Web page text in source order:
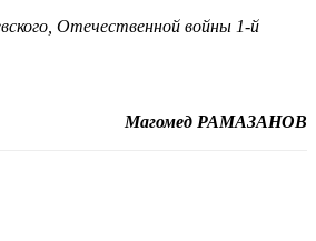
Отечественной войны 1-й
Магомед РАМАЗАНОВ